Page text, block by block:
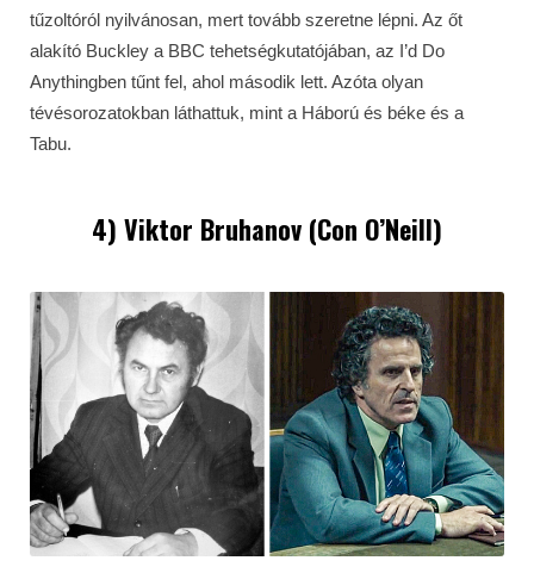
tűzoltóról nyilvánosan, mert tovább szeretne lépni. Az őt
alakító Buckley a BBC tehetségkutatójában, az I’d Do
Anythingben tűnt fel, ahol második lett. Azóta olyan
tévésorozatokban láthattuk, mint a Háború és béke és a
Tabu.
4) Viktor Bruhanov (Con O’Neill)